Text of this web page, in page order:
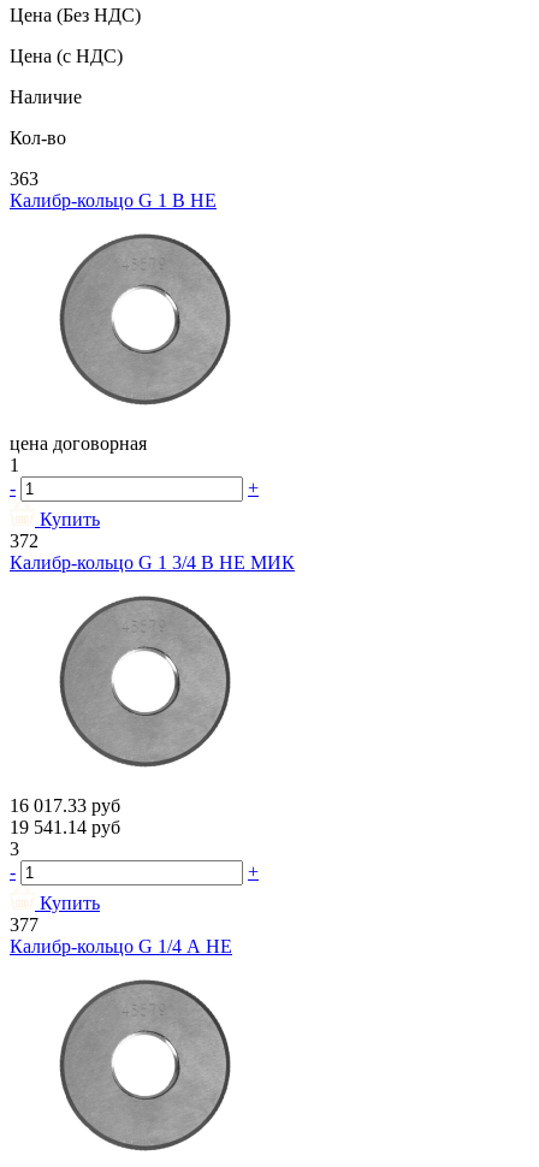
Цена (Без НДС)
Цена (с НДС)
Наличие
Кол-во
363
Калибр-кольцо G 1 В НЕ
цена договорная
1
-
+
Купить
372
Калибр-кольцо G 1 3/4 В НЕ МИК
16 017.33 руб
19 541.14 руб
3
-
+
Купить
377
Калибр-кольцо G 1/4 А НЕ